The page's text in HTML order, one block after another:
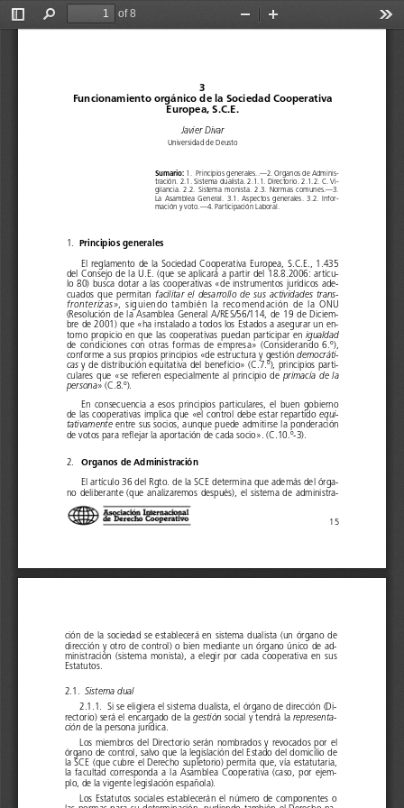
Toggle
Find
of 8
Zoom
3
Funcionamiento orgánico de la Sociedad Cooperativa
Europea, S.C.E.
Javier Divar
Universidad de Deusto
Sumario: 1.  Principios generales..—2. Organos de Adminis-
tración. 2.1. Sistema dualista. 2.1.1. Directorio. 2.1.2. C. Vi-
gilancia.  2.2.  Sistema  monista.  2.3.  Normas  comunes.—3.
La  Asamblea  General.  3.1.  Aspectos  generales.  3.2.  Infor-
mación y voto.—4. Participación Laboral.
1. Principios generales
El  reglamento  de  la  Sociedad  Cooperativa  Europea,  S.C.E.,  1.435
del Consejo de la U.E. (que se aplicará a partir del 18.8.2006: artícu-
lo 80) busca dotar a las cooperativas «de instrumentos jurídicos ade-
cuados  que  permitan facilitar  el  desarrollo  de  sus  actividades  trans-
fronterizas» , siguiendo también la recomendación de la ONU
(Resolución  de  la  Asamblea  General  A/RES/56/114,  de  19  de  Diciem-
bre de 2001) que «ha instalado a todos los Estados a asegurar un en-
torno propicio en que las cooperativas puedan participar en igualdad
de  condiciones  con  otras  formas  de  empresa»  (Considerando  6.º),
conforme a sus propios principios «de estructura y gestión democráti-
cas y de distribución equitativa del beneficio» (C.7.º), principios parti-
culares  que  «se  refieren  especialmente  al  principio  de primacía  de  la
persona» (C.8.º).
En  consecuencia  a  esos  principios  particulares,  el  buen  gobierno
de las cooperativas implica que «el control debe estar repartido equi-
tativamente entre sus socios, aunque puede admitirse la ponderación
de votos para reflejar la aportación de cada socio». (C.10.º-3).
2. Organos de Administración
El artículo 36 del Rgto. de la SCE determina que además del órga-
no  deliberante  (que  analizaremos  después),  el  sistema  de  administra-
15
ción  de  la  sociedad  se  establecerá  en  sistema  dualista  (un  órgano  de
dirección y otro de control) o bien mediante un órgano único de ad-
ministración  (sistema  monista),  a  elegir  por  cada  cooperativa  en  sus
Estatutos.
2.1. Sistema dual
2.1.1.  Si se eligiera el sistema dualista, el órgano de dirección (Di-
rectorio) será el encargado de la gestión social y tendrá la representa-
ción de la persona jurídica.
Los  miembros  del  Directorio  serán  nombrados  y  revocados  por  el
órgano de control, salvo que la legislación del Estado del domicilio de
la SCE (que cubre el Derecho supletorio) permita que, vía estatutaria,
la  facultad  corresponda  a  la  Asamblea  Cooperativa  (caso,  por  ejem-
plo, de la vigente legislación española).
Los  Estatutos  sociales  establecerán  el  número  de  componentes  o